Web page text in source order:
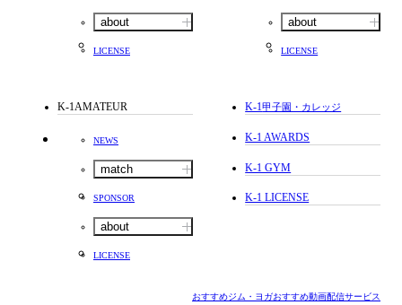
about
LICENSE
about
LICENSE
K-1AMATEUR
NEWS
match
SPONSOR
about
LICENSE
K-1甲子園・カレッジ
K-1 AWARDS
K-1 GYM
K-1 LICENSE
おすすめジム・ヨガおすすめ動画配信サービス